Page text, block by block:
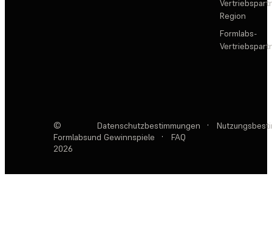
Region
Formlabs-
©
Formlabs
2026
Datenschutzbestimmungen ·
und Gewinnspiele
· FAQ